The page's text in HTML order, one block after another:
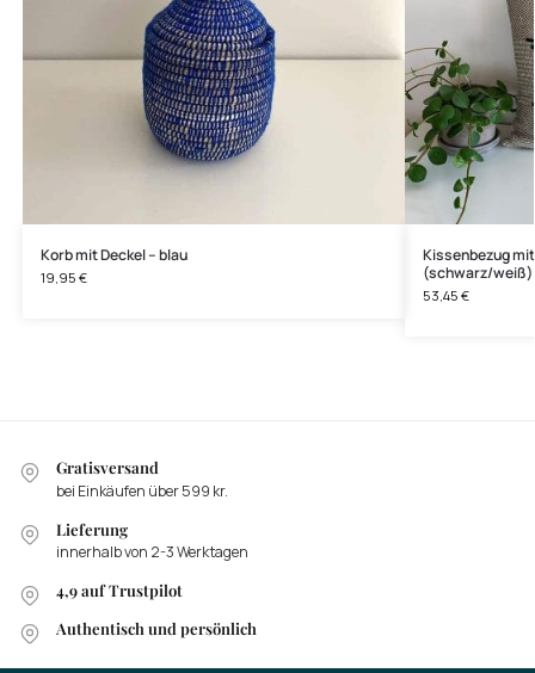
Korb mit Deckel – blau
19,95 €
Kissenbezug
(schwarz/weiß)
53,45 €
Gratisversand
bei Einkäufen über 599 kr.
Lieferung
innerhalb von 2-3 Werktagen
4,9 auf Trustpilot
Authentisch und persönlich